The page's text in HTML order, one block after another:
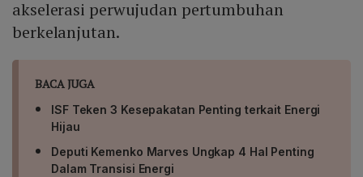
akselerasi perwujudan pertumbuhan
berkelanjutan.
BACA JUGA
ISF Teken 3 Kesepakatan Penting terkait Energi
Hijau
Deputi Kemenko Marves Ungkap 4 Hal Penting
Dalam Transisi Energi